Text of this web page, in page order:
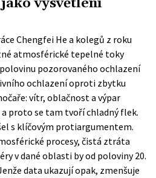
Chengfei He a kolegů z roku
atmosférické tepelné toky
pozorovaného ochlazení
ochlazení oproti zbytku
vítr, oblačnost a výpar
proto se tam tvoří chladný flek.
s klíčovým protiargumentem.
procesy, čistá ztráta
v dané oblasti by od poloviny 20.
data ukazují opak, zmenšuje